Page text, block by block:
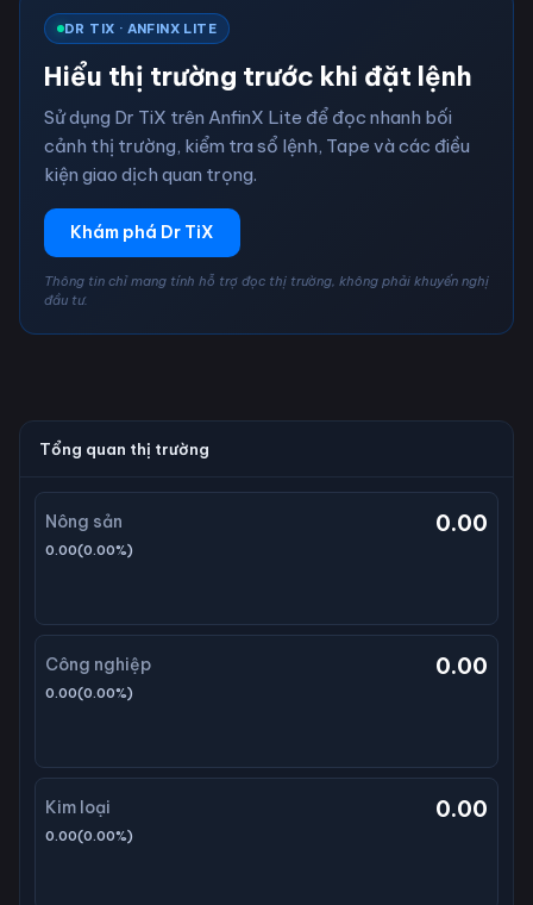
DR TIX · ANFINX LITE
Hiểu thị trường trước khi đặt lệnh
Sử dụng Dr TiX trên AnfinX Lite để đọc nhanh bối
cảnh thị trường, kiểm tra sổ lệnh, Tape và các điều
kiện giao dịch quan trọng.
Khám phá Dr TiX
Thông tin chỉ mang tính hỗ trợ đọc thị trường, không phải khuyến nghị
đầu tư.
Tổng quan thị trường
Nông sản 0.00
0.00(0.00%)
Công nghiệp 0.00
0.00(0.00%)
Kim loại 0.00
0.00(0.00%)